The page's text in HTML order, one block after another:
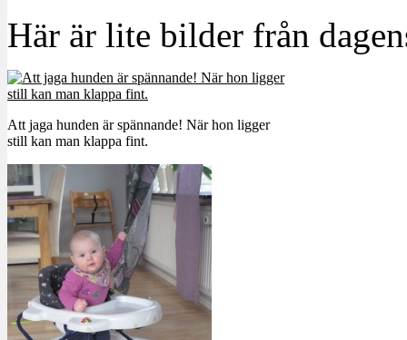
Här är lite bilder från
Att jaga hunden är spännande! När hon ligger
still kan man klappa fint.